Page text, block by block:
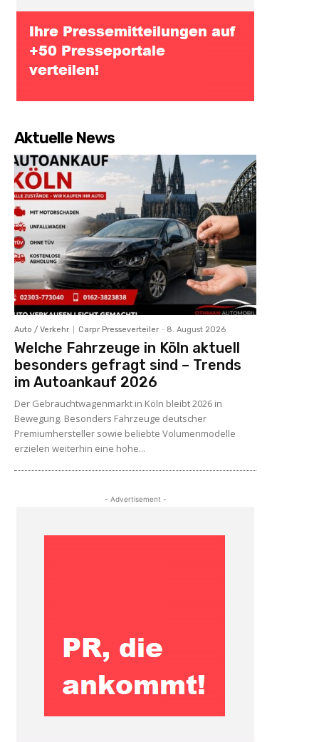
Aktuelle News
Auto / Verkehr Carpr Presseverteiler - 8. August 2026
Welche Fahrzeuge in Köln aktuell
besonders gefragt sind – Trends
im Autoankauf 2026
Der Gebrauchtwagenmarkt in Köln bleibt 2026 in
Bewegung. Besonders Fahrzeuge deutscher
Premiumhersteller sowie beliebte Volumenmodelle
erzielen weiterhin eine hohe...
- Advertisement -